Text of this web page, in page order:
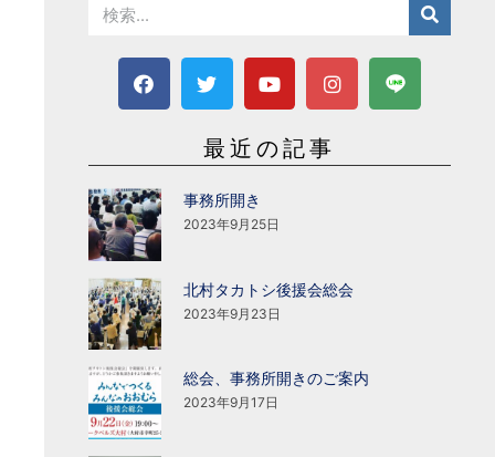
最近の記事
事務所開き
2023年9月25日
北村タカトシ後援会総会
2023年9月23日
総会、事務所開きのご案内
2023年9月17日